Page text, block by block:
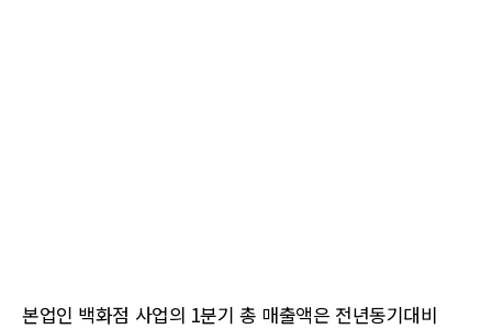
본업인 백화점 사업의 1분기 총 매출액은 전년동기대비